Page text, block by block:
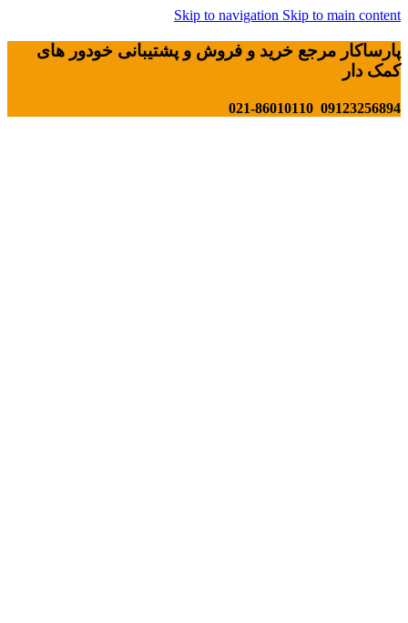
Skip to navigation Skip to main content
پارساکار مرجع خرید و فروش و پشتیبانی خودور های
کمک دار
09123256894 021-86010110